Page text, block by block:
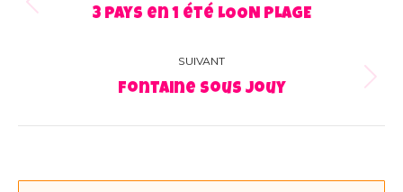
album
Album
:
3 pays en 1 été LOON PLAGE
SUIVANT
Album
Fontaine sous Jouy